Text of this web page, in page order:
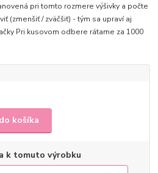
pri tomto rozmere výšivky a počte
(zmenšiť / zväčšiť) - tým sa upraví aj
Pri kusovom odbere rátame za 1000
košíka
k tomuto výrobku